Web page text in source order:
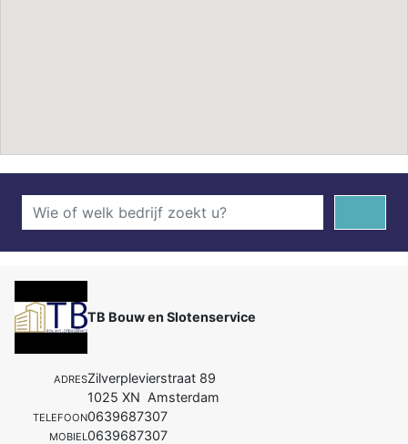
TB Bouw en Slotenservice
ADRESZilverplevierstraat 89
1025 XN Amsterdam
TELEFOON0639687307
MOBIEL0639687307